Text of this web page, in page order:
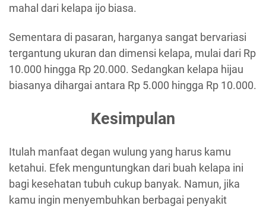
mahal dari kelapa ijo biasa.
Sementara di pasaran, harganya sangat bervariasi
tergantung ukuran dan dimensi kelapa, mulai dari Rp
10.000 hingga Rp 20.000. Sedangkan kelapa hijau
biasanya dihargai antara Rp 5.000 hingga Rp 10.000.
Kesimpulan
Itulah manfaat degan wulung yang harus kamu
ketahui. Efek menguntungkan dari buah kelapa ini
bagi kesehatan tubuh cukup banyak. Namun, jika
kamu ingin menyembuhkan berbagai penyakit